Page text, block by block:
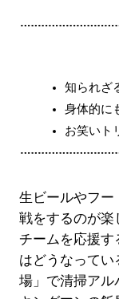
知られざ
身体的に
お笑いト
生ビールやフー
戦をするのが楽
チームを応援
はどうなって
場」で清掃アル